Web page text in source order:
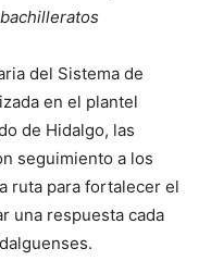
del Sistema de
en el plantel
de Hidalgo, las
seguimiento a los
ruta para fortalecer el
una respuesta cada